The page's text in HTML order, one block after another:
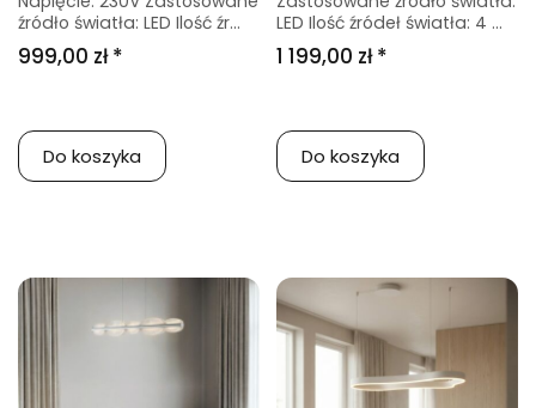
źródło światła: LED Ilość źr...
999,00 zł *
Do koszyka
LED Ilość źródeł światła: 4 ...
1 199,00 zł *
Do koszyka